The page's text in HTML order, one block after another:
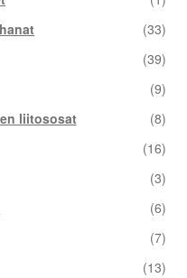
(33)
(39)
(9)
liitososat
(8)
(16)
(3)
(6)
(7)
(13)